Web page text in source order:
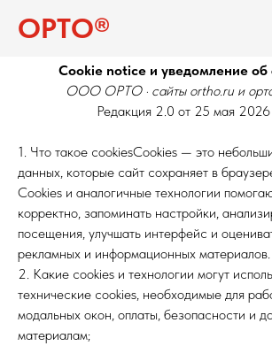
ОРТО®
Cookie notice и уведомление об
ООО ОРТО · сайты ortho.ru и
Редакция 2.0 от 25 мая 2026
1. Что такое cookiesCookies — это
данных, которые сайт сохраняет в
Cookies и аналогичные технологии
корректно, запоминать настройки,
посещения, улучшать интерфейс и
рекламных и информационных материалов.
2. Какие cookies и технологии могут
технические cookies, необходимые для
модальных окон, оплаты, безопасности и
материалам;